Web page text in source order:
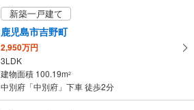
新築一戸建て
鹿児島市吉野町
2,950万円
3LDK
建物面積 100.19m2
中別府「中別府」下車 徒歩2分